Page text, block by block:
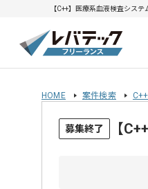
【C++】医療系血液検査シス
HOME 案件検索
募集終了 【